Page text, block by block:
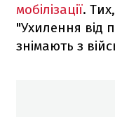
мобілізації.
"Ухилення від
знімають з